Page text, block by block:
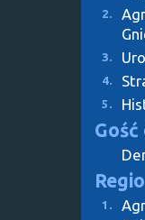
2.
3.
4.
5.
Gość
1.